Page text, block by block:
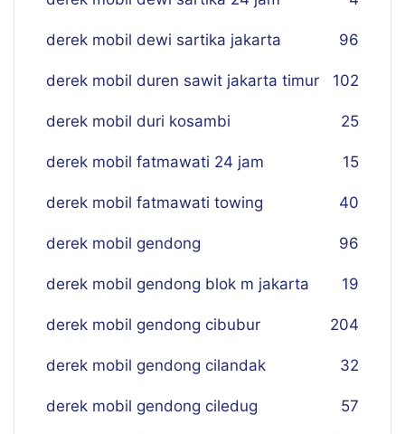
derek mobil dewi sartika jakarta 96
derek mobil duren sawit jakarta timur 102
derek mobil duri kosambi 25
derek mobil fatmawati 24 jam 15
derek mobil fatmawati towing 40
derek mobil gendong 96
derek mobil gendong blok m jakarta 19
derek mobil gendong cibubur 204
derek mobil gendong cilandak 32
derek mobil gendong ciledug 57